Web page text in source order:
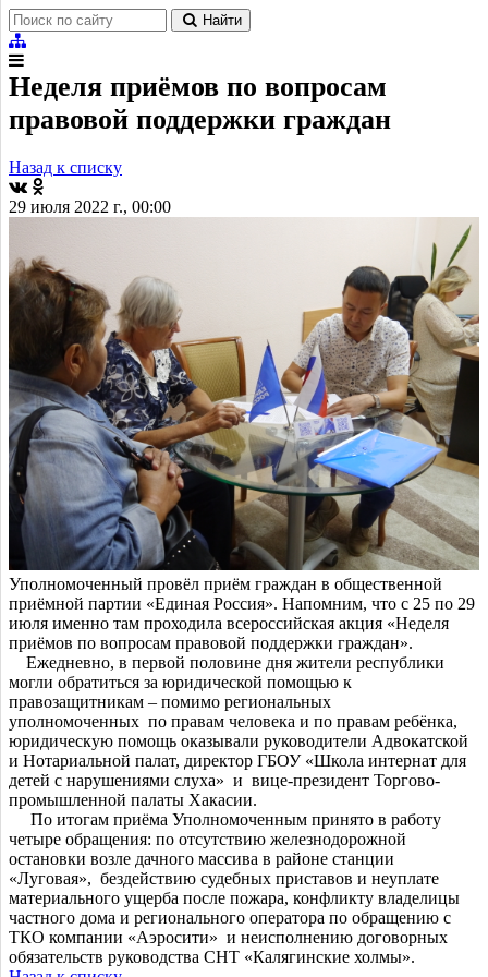
Найти
Неделя приёмов по вопросам
правовой поддержки граждан
Назад к списку
29 июля 2022 г., 00:00
Уполномоченный провёл приём граждан в общественной
приёмной партии «Единая Россия». Напомним, что с 25 по 29
июля именно там проходила всероссийская акция «Неделя
приёмов по вопросам правовой поддержки граждан».
Ежедневно, в первой половине дня жители республики
могли обратиться за юридической помощью к
правозащитникам – помимо региональных
уполномоченных по правам человека и по правам ребёнка,
юридическую помощь оказывали руководители Адвокатской
и Нотариальной палат, директор ГБОУ «Школа интернат для
детей с нарушениями слуха» и вице-президент Торгово-
промышленной палаты Хакасии.
По итогам приёма Уполномоченным принято в работу
четыре обращения: по отсутствию железнодорожной
остановки возле дачного массива в районе станции
«Луговая», бездействию судебных приставов и неуплате
материального ущерба после пожара, конфликту владелицы
частного дома и регионального оператора по обращению с
ТКО компании «Аэросити» и неисполнению договорных
обязательств руководства СНТ «Калягинские холмы».